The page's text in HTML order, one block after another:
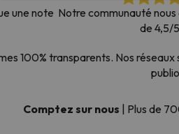
une note Notre communauté
de 4,5/5
100% transparents. Nos
Comptez sur nous Plus de